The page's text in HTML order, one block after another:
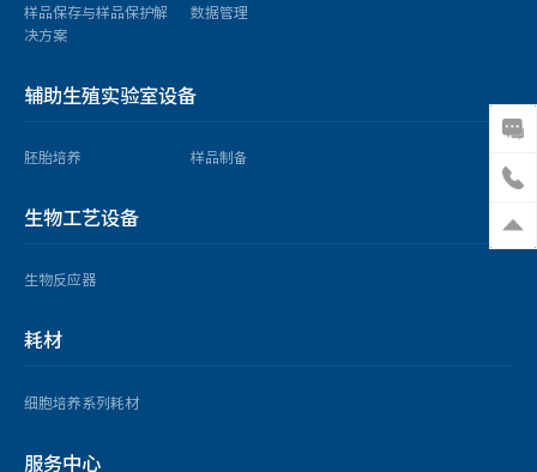
样品保存与样品保护解
决方案
数据管理
辅助生殖实验室设备
胚胎培养 样品制备
生物工艺设备
生物反应器
耗材
细胞培养系列耗材
服务中心